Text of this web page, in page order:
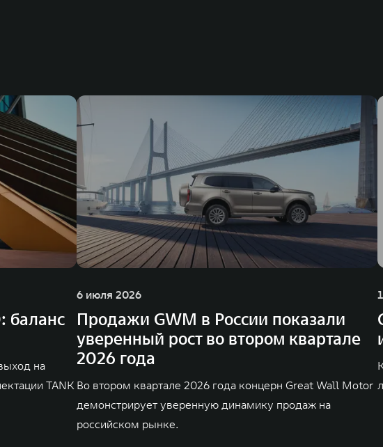
баланс
на
TANK
6 июля 2026
Продажи GWM в России показали
уверенный рост во втором квартале
2026 года
Во втором квартале 2026 года концерн Great Wall Motor
демонстрирует уверенную динамику продаж на
российском рынке.